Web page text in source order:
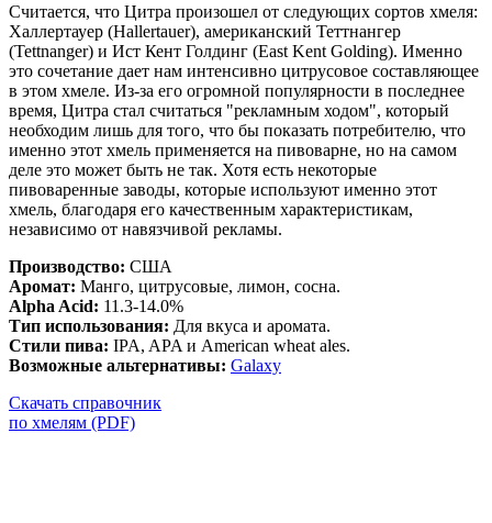
Считается, что Цитра произошел от следующих сортов хмеля:
Халлертауер (Hallertauer), американский Теттнангер
(Tettnanger) и Ист Кент Голдинг (East Kent Golding). Именно
это сочетание дает нам интенсивно цитрусовое составляющее
в этом хмеле. Из-за его огромной популярности в последнее
время, Цитра стал считаться "рекламным ходом", который
необходим лишь для того, что бы показать потребителю, что
именно этот хмель применяется на пивоварне, но на самом
деле это может быть не так. Хотя есть некоторые
пивоваренные заводы, которые используют именно этот
хмель, благодаря его качественным характеристикам,
независимо от навязчивой рекламы.
Производство: США
Аромат: Манго, цитрусовые, лимон, сосна.
Alpha Acid: 11.3-14.0%
Тип использования: Для вкуса и аромата.
Стили пива: IPA, APA и American wheat ales.
Возможные альтернативы: Galaxy
Скачать справочник
по хмелям (PDF)